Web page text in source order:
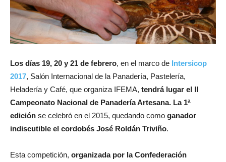
Los días 19, 20 y 21 de febrero, en el marco de Intersicop
2017, Salón Internacional de la Panadería, Pastelería,
Heladería y Café, que organiza IFEMA, tendrá lugar el II
Campeonato Nacional de Panadería Artesana. La 1ª
edición se celebró en el 2015, quedando como ganador
indiscutible el cordobés José Roldán Triviño.
Esta competición, organizada por la Confederación